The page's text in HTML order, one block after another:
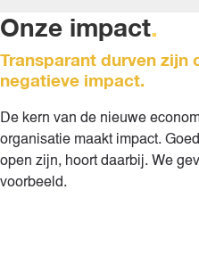
Onze impact.
Transparant durven zijn
negatieve impact.
De kern van de nieuwe
organisatie maakt impact.
open zijn, hoort daarbij. We
voorbeeld.